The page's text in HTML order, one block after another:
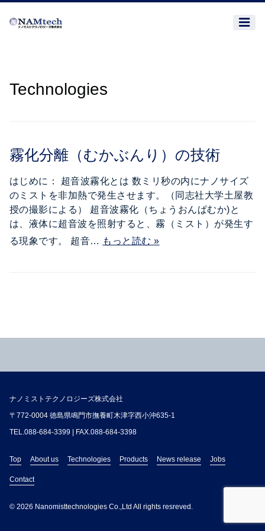
Technologies
霧化分離（むかぶんり）の技術
はじめに： 超音波霧化とは 数ミリ秒の内にナノサイズ
のミストを非加熱で発生させます。（同志社大学土屋教
授の撮影による） 超音波霧化（ちょうおんぱむか)と
は、液体に超音波を照射すると、霧（ミスト）が発生す
る現象です。 超音… もっと読む »
ナノミストテクノロジーズ株式会社
〒772-0004 徳島県鳴門市撫養町木津字西小沖635-1
TEL.088-684-3399 | FAX.088-684-3398
Top About us Technologies Products News release Jobs
Contact
© 2026 Nanomisttechnologies Co.,Ltd All rights resreved.